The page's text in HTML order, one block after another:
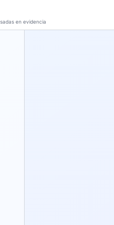
en evidencia